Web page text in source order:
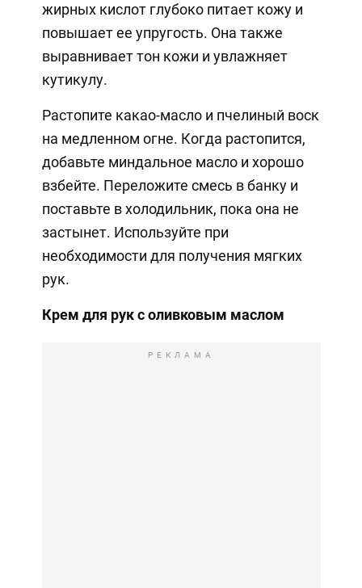
жирных кислот глубоко питает кожу и
повышает ее упругость. Она также
выравнивает тон кожи и увлажняет
кутикулу.
Растопите какао-масло и пчелиный воск
на медленном огне. Когда растопится,
добавьте миндальное масло и хорошо
взбейте. Переложите смесь в банку и
поставьте в холодильник, пока она не
застынет. Используйте при
необходимости для получения мягких
рук.
Крем для рук с оливковым маслом
РЕКЛАМА